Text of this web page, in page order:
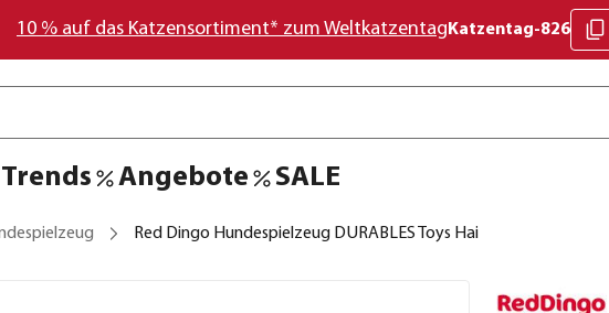
10 % auf das Katzensortiment* zum Weltkatzentag Katzentag-826
Angebote SALE
Red Dingo Hundespielzeug DURABLES Toys Hai